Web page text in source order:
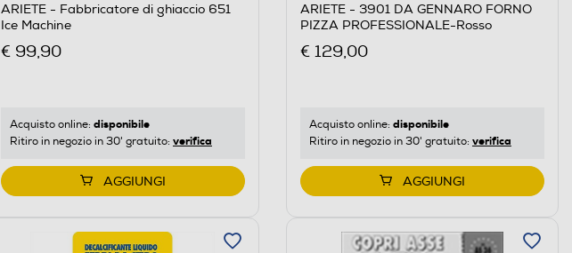
ARIETE - Fabbricatore di ghiaccio 651
Ice Machine
€ 99,90
Acquisto online: disponibile
Ritiro in negozio in 30' gratuito: verifica
AGGIUNGI
ARIETE - 3901 DA GENNARO FORNO
PIZZA PROFESSIONALE-Rosso
€ 129,00
Acquisto online: disponibile
Ritiro in negozio in 30' gratuito: verifica
AGGIUNGI